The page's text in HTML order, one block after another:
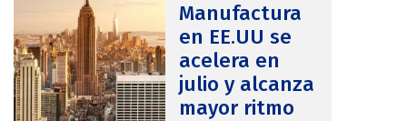
Manufactura
en EE.UU se
acelera en
julio y alcanza
mayor ritmo